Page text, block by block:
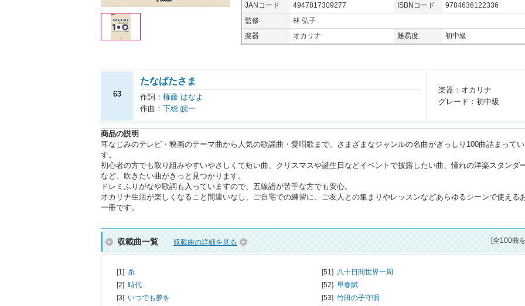
JANコード
4947817309277 ISBNコード
9784636122336
監修
林 弘子
楽器
オカリナ 難易度 初中級
63
たなばたさま
作詞： 権藤 はなよ
作曲： 下総 皖一
楽器：オカリナ
グレード：初中級
商品の説明
耳なじみのテレビ・映画のテーマ曲から人気の歌謡曲・愛唱歌まで、さまざまなジャンルの名曲がぎっしり100曲詰まってい
す。
初心者の方でも取り組みやすいやさしくて短い曲、クリスマスや誕生日などイベントで披露したい曲、憧れの洋楽スタンダ
など、吹きたい曲がきっと見つかります。
ドレミふりがなや歌詞も入っていますので、五線譜が苦手な方でも安心。
オカリナ生活が楽しくなること間違いなし、ご自宅での練習に、ご友人との集まりやレッスンなどあらゆるシーンで使える
一冊です。
収載曲一覧 収載曲の詳細を見る [全100曲
[1] 糸
[2] 時代
[3] いつでも夢を
[51] 八十日間世界一周
[52] 早春賦
[53] 竹田の子守唄